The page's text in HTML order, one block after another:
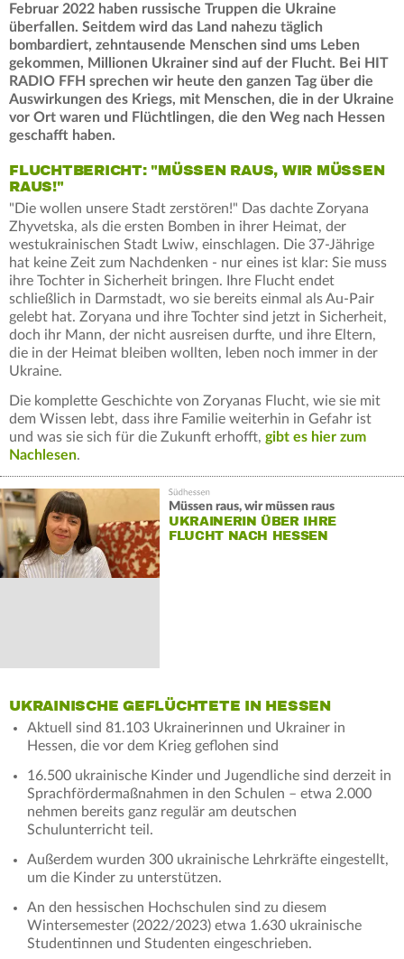
Februar 2022 haben russische Truppen die Ukraine
überfallen. Seitdem wird das Land nahezu täglich
bombardiert, zehntausende Menschen sind ums Leben
gekommen, Millionen Ukrainer sind auf der Flucht. Bei HIT
RADIO FFH sprechen wir heute den ganzen Tag über die
Auswirkungen des Kriegs, mit Menschen, die in der Ukraine
vor Ort waren und Flüchtlingen, die den Weg nach Hessen
geschafft haben.
FLUCHTBERICHT: "MÜSSEN RAUS, WIR MÜSSEN
RAUS!"
"Die wollen unsere Stadt zerstören!" Das dachte Zoryana
Zhyvetska, als die ersten Bomben in ihrer Heimat, der
westukrainischen Stadt Lwiw, einschlagen. Die 37-Jährige
hat keine Zeit zum Nachdenken - nur eines ist klar: Sie muss
ihre Tochter in Sicherheit bringen. Ihre Flucht endet
schließlich in Darmstadt, wo sie bereits einmal als Au-Pair
gelebt hat. Zoryana und ihre Tochter sind jetzt in Sicherheit,
doch ihr Mann, der nicht ausreisen durfte, und ihre Eltern,
die in der Heimat bleiben wollten, leben noch immer in der
Ukraine.
Die komplette Geschichte von Zoryanas Flucht, wie sie mit
dem Wissen lebt, dass ihre Familie weiterhin in Gefahr ist
und was sie sich für die Zukunft erhofft, gibt es hier zum
Nachlesen.
Müssen raus, wir müssen raus
UKRAINERIN ÜBER IHRE
FLUCHT NACH HESSEN
UKRAINISCHE GEFLÜCHTETE IN HESSEN
Aktuell sind 81.103 Ukrainerinnen und Ukrainer in
Hessen, die vor dem Krieg geflohen sind
16.500 ukrainische Kinder und Jugendliche sind derzeit in
Sprachfördermaßnahmen in den Schulen – etwa 2.000
nehmen bereits ganz regulär am deutschen
Schulunterricht teil.
Außerdem wurden 300 ukrainische Lehrkräfte eingestellt,
um die Kinder zu unterstützen.
An den hessischen Hochschulen sind zu diesem
Wintersemester (2022/2023) etwa 1.630 ukrainische
Studentinnen und Studenten eingeschrieben.